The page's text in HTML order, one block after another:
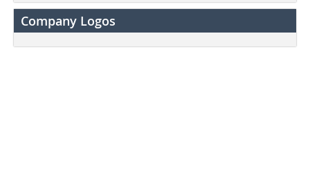
Company Logos